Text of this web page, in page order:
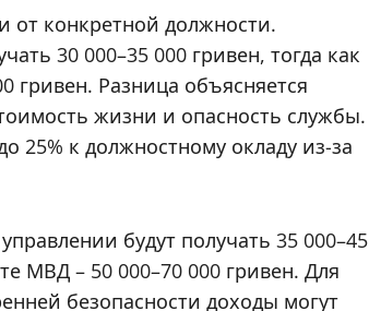
от конкретной должности.
30 000–35 000 гривен, тогда как
гривен. Разница объясняется
жизни и опасность службы.
25% к должностному окладу из-за
будут получать 35 000–45
МВД – 50 000–70 000 гривен. Для
безопасности доходы могут